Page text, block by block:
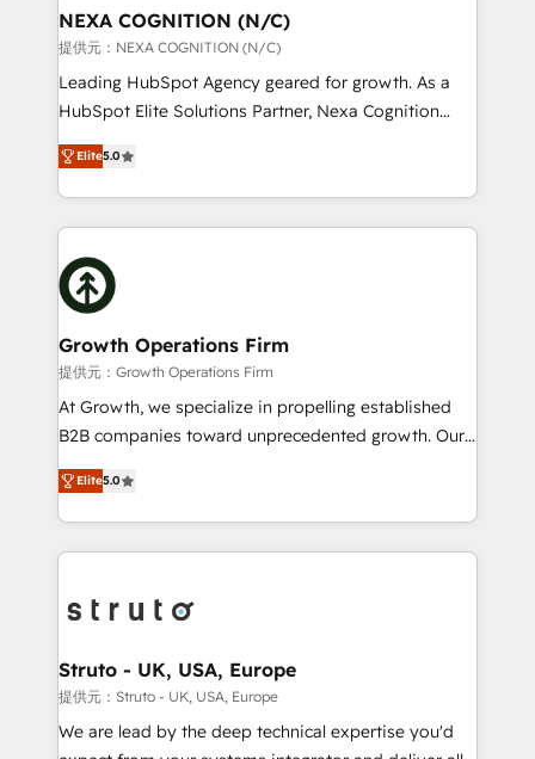
traffic, generates better leads and crushes your
revenue goals. We've worked with thousands of
HubSpot customers and we'd love to work with you
too! Clients come to us for: Advanced CRM solutions
HubSpot Data System Migrations between systems
to HubSpot New lead generation strategies Time-
website development Award-winning creative
design We live and breathe HubSpot and are ready
NEXA COGNITION (N/C)
提供元：NEXA COGNITION (N/C)
Leading HubSpot Agency geared for growth. As a
HubSpot Elite Solutions Partner, Nexa Cognition
ranks in the top 1% of global HubSpot Partners and
has been one of the longest-standing partners since
2012. We empower businesses to harness the full
potential of HubSpot by combining strategic
insights with technical excellence, we deliver
bespoke HubSpot solutions tailored to drive
measurable growth and operational efficiency. Why
Choose Nexa Cognition? 🚀 HubSpot Expertise: Our
certified team specialises in CRM implementation,
marketing automation, and revenue operations. 🤝
Custom Solutions: From onboarding and
HubSpot with your business needs. 🌟 Proven
Results: We’ve helped businesses of all sizes
Packages: Choose ongoing support or project-based
solutions. We offer service packages designed to fit
Elite5.0
Growth Operations Firm
提供元：Growth Operations Firm
At Growth, we specialize in propelling established
B2B companies toward unprecedented growth. Our
focus is on fine-tuning and enhancing your growth,
sales, and marketing operations. Unlike conventional
marketing agencies, we dive deep into the
operational aspects of your business, ensuring that
functioning optimally. With our expertise in leading
wealth of knowledge and experience to the table.
Our strategies are tailored to your business's unique
needs, ensuring a personalized approach that aligns
with your growth objectives.
Elite5.0
Struto - UK, USA, Europe
提供元：Struto - UK, USA, Europe
We are lead by the deep technical expertise you'd